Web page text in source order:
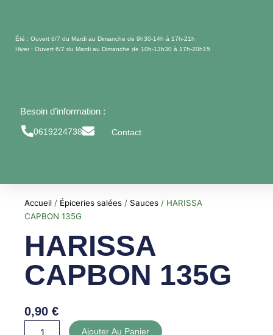
contenuÉté : Ouvert 6/7 du Mardi au Dimanche de 9h30-14h à 17h-21h
Hiver : Ouvert 6/7 du Mardi au Dimanche de 10h-13h30 à 17h-20h15
Besoin d’information :
0619224738 Contact
Accueil / Épiceries salées / Sauces / HARISSA
CAPBON 135G
HARISSA
CAPBON 135G
0,90€
Ajouter Au Panier